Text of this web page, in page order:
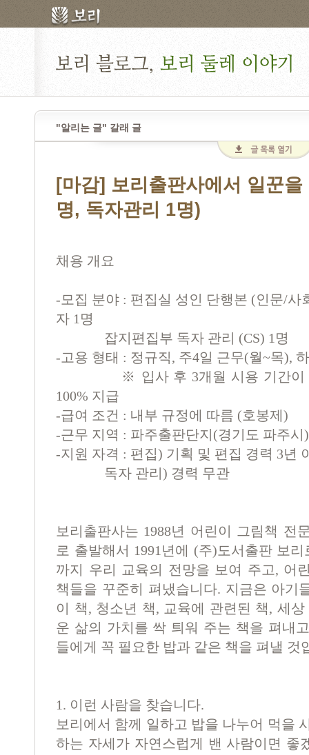
"알리는 글" 갈래 글
[마감] 보리출판사에서 일꾼
명, 독자관리 1명)
채용 개요
-모집 분야 : 편집실 성인 단행본 (인문/사
자 1명
잡지편집부 독자 관리 (CS) 1명
-고용 형태 : 정규직, 주4일 근무(월~목),
※ 입사 후 3개월 시용 기간이 있
100% 지급
-급여 조건 : 내부 규정에 따름 (호봉제)
-근무 지역 : 파주출판단지(경기도 파주시)
-지원 자격 : 편집) 기획 및 편집 경력 3년
독자 관리) 경력 무관
보리출판사는 1988년 어린이 그림책 전
로 출발해서 1991년에 (주)도서출판 보
까지 우리 교육의 전망을 보여 주고, 어
책들을 꾸준히 펴냈습니다. 지금은 아기
이 책, 청소년 책, 교육에 관련된 책, 세
운 삶의 가치를 싹 틔워 주는 책을 펴내
들에게 꼭 필요한 밥과 같은 책을 펴낼 것
1. 이런 사람을 찾습니다.
보리에서 함께 일하고 밥을 나누어 먹을
하는 자세가 자연스럽게 밴 사람이면 좋